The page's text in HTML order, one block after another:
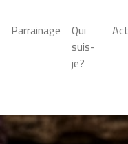
Parrainage Qui
suis-
je?